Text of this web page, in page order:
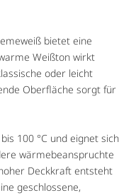
bietet eine
Weißton wirkt
oder leicht
Oberfläche sorgt für
100 °C und eignet sich
wärmebeanspruchte
Deckkraft entsteht
geschlossene,